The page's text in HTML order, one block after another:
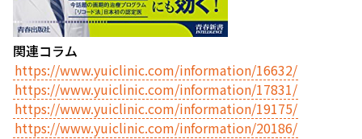
関連コラム
https://www.yuiclinic.com/information/16632/
https://www.yuiclinic.com/information/17831/
https://www.yuiclinic.com/information/19175/
https://www.yuiclinic.com/information/20186/